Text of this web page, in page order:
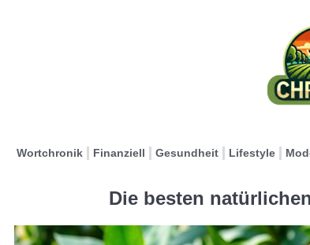
Wortchronik Finanziell Gesundheit Lifestyle
Die besten